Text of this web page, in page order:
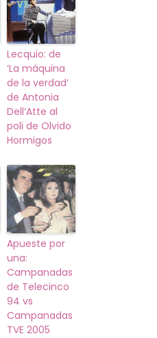
Lecquio: de
‘La máquina
de la verdad’
de Antonia
Dell’Atte al
poli de Olvido
Hormigos
Apueste por
una:
Campanadas
de Telecinco
94 vs
Campanadas
TVE 2005